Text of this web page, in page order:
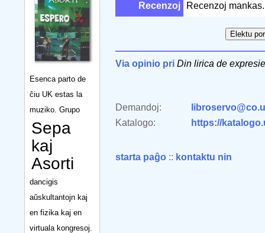
Esenca parto de
ĉiu UK estas la
muziko. Grupo
Sepa
kaj
Asorti
dancigis
aŭskultantojn kaj
en fizika kaj en
virtuala kongresoj.
Recenzoj Recenzoj mankas.
Via opinio pri Din lirica de
Demandoj:
Katalogo:
https://
starta paĝo :: kontaktu nin